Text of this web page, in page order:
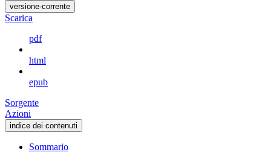
versione-corrente
Scarica
pdf
html
epub
Sorgente
Azioni
indice dei contenuti
Sommario